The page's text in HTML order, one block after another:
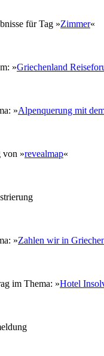
für Tag »Zimmer«
»Griechenland
»Alpenquerung mit
von »revealmap«
»Zahlen wir in
im Thema: »Hotel